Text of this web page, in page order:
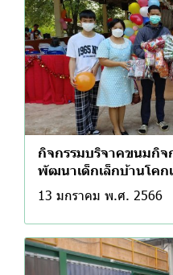
กิจกรรมบริจาคขนมกิ
พัฒนาเด็กเล็กบ้านโค
13 มกราคม พ.ศ. 2566